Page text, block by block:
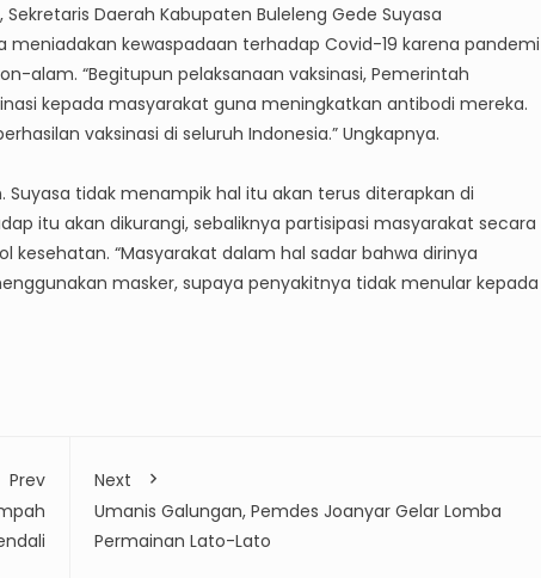
Daerah Kabupaten Buleleng Gede Suyasa
kewaspadaan terhadap Covid-19 karena pandemi
alam. “Begitupun pelaksanaan vaksinasi, Pemerintah
kepada masyarakat guna meningkatkan antibodi mereka.
vaksinasi di seluruh Indonesia.” Ungkapnya.
tidak menampik hal itu akan terus diterapkan di
itu akan dikurangi, sebaliknya partisipasi masyarakat secara
“Masyarakat dalam hal sadar bahwa dirinya
masker, supaya penyakitnya tidak menular kepada
Prev
Next
Umanis Galungan, Pemdes Joanyar Gelar Lomba
Permainan Lato-Lato